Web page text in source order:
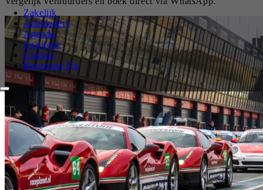
Zakelijk
Aanbieders
Agenda
Inspiratie
Contact
Reserveer Nu